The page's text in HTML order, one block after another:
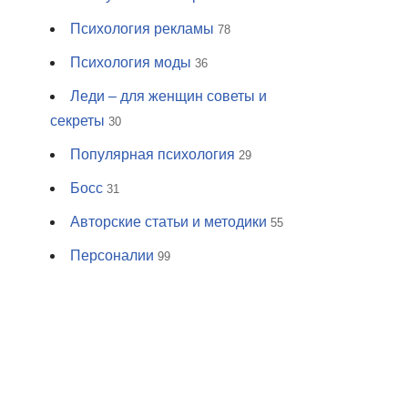
Психология рекламы 78
Психология моды 36
Леди – для женщин советы и
секреты 30
Популярная психология 29
Босс 31
Авторские статьи и методики 55
Персоналии 99